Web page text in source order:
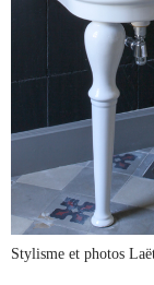
Stylisme et photos